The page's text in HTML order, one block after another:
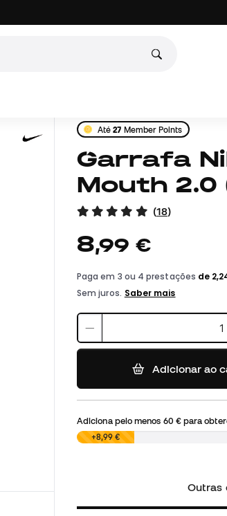
Até27 Member Points
Garrafa Nike Big
Mouth 2.0
(18)
8,99 €
Adicionar ao
Adiciona pelo menos 60 €para
0,00 €+8,99 €
Outras